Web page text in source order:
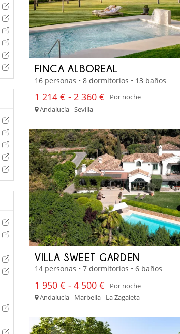
FINCA ALBOREAL
16 personas • 8 dormitorios • 13 baños
1 214 € - 2 360 €
Por noche
Andalucía - Sevilla
VILLA SWEET GARDEN
14 personas • 7 dormitorios • 6 baños
1 950 € - 4 500 €
Por noche
Andalucía - Marbella - La Zagaleta